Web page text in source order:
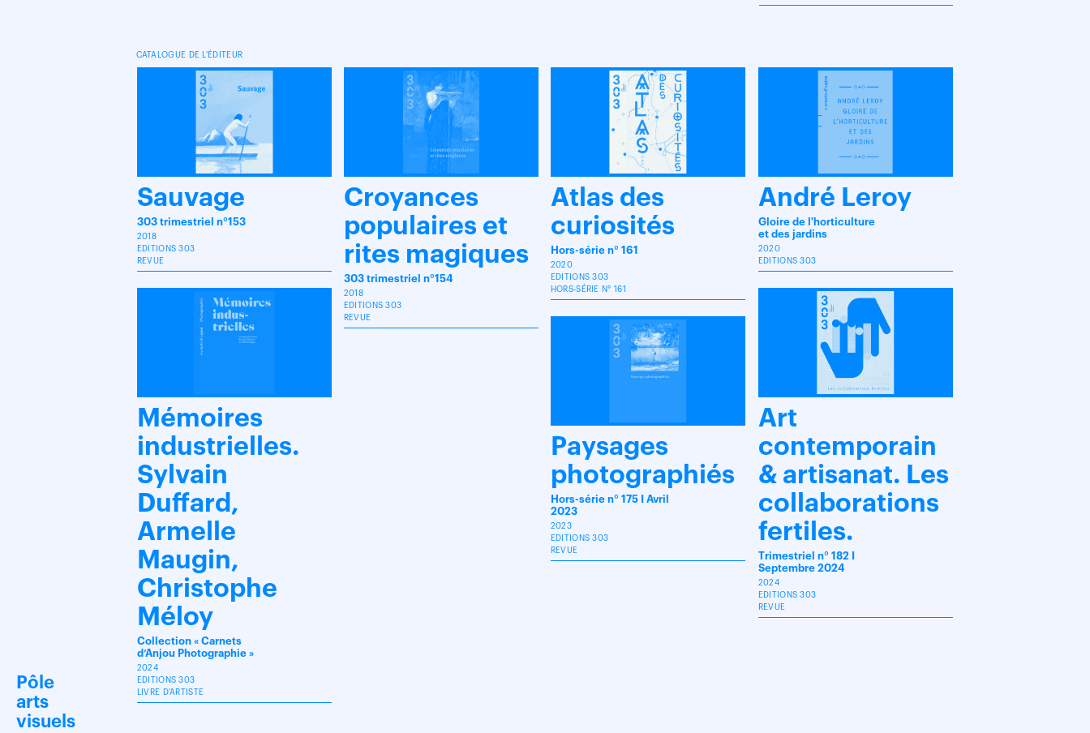
Pôle
arts
visuels
CATALOGUE DE L'ÉDITEUR
Sauvage
303 trimestriel n°153
2018
EDITIONS 303
REVUE
Croyances
populaires et
rites magiques
303 trimestriel n°154
2018
EDITIONS 303
REVUE
Atlas des
curiosités
Hors-série n° 161
2020
EDITIONS 303
HORS-SÉRIE N° 161
André Leroy
Gloire de l'horticulture
et des jardins
2020
EDITIONS 303
Mémoires
industrielles.
Sylvain
Duffard,
Armelle
Maugin,
Christophe
Méloy
Collection « Carnets
d’Anjou Photographie »
2024
EDITIONS 303
LIVRE D'ARTISTE
Art
contemporain
& artisanat. Les
collaborations
fertiles.
Trimestriel n° 182 I
Septembre 2024
2024
EDITIONS 303
REVUE
Paysages
photographiés
Hors-série n° 175 I Avril
2023
2023
EDITIONS 303
REVUE